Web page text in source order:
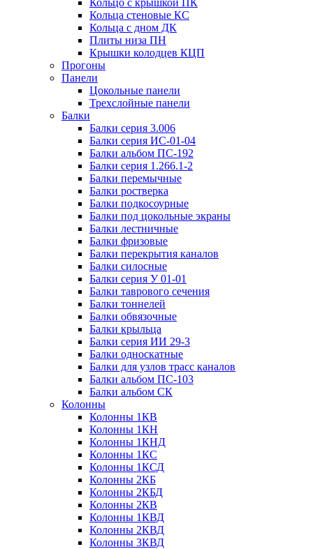
Кольца стеновые КС
Кольца с дном ДК
Плиты низа ПН
Крышки колодцев КЦП
Прогоны
Панели
Цокольные панели
Трехслойные панели
Балки
Балки серия 3.006
Балки серия ИС-01-04
Балки альбом ПС-192
Балки серия 1.266.1-2
Балки перемычные
Балки ростверка
Балки подкосоурные
Балки под цокольные экраны
Балки лестничные
Балки фризовые
Балки перекрытия каналов
Балки силосные
Балки серия У 01-01
Балки таврового сечения
Балки тоннелей
Балки обвязочные
Балки крыльца
Балки серия ИИ 29-3
Балки односкатные
Балки для узлов трасс каналов
Балки альбом ПС-103
Балки альбом СК
Колонны
Колонны 1КВ
Колонны 1КН
Колонны 1КНД
Колонны 1КС
Колонны 1КСД
Колонны 2КБ
Колонны 2КБД
Колонны 2КВ
Колонны 1КВД
Колонны 2КВД
Колонны 3КВД